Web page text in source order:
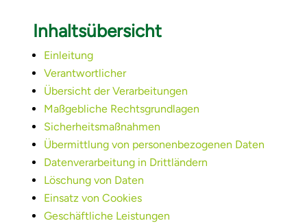
Inhaltsübersicht
Einleitung
Verantwortlicher
Übersicht der Verarbeitungen
Maßgebliche Rechtsgrundlagen
Sicherheitsmaßnahmen
Übermittlung von personenbezogenen Daten
Datenverarbeitung in Drittländern
Löschung von Daten
Einsatz von Cookies
Geschäftliche Leistungen